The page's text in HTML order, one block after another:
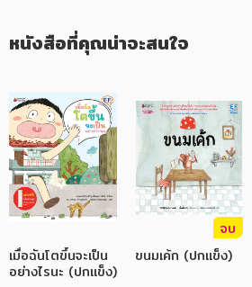
หนังสือที่คุณน่าจะสนใจ
เมื่อฉันโตขึ้นจะเป็น
อย่างไรนะ (ปกแข็ง)
จบ
ขนมเค้ก (ปกแข็ง)